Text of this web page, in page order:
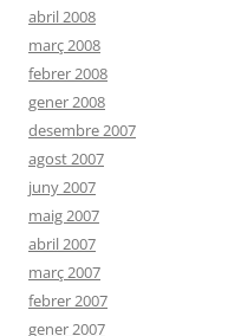
abril 2008
març 2008
febrer 2008
gener 2008
desembre 2007
agost 2007
juny 2007
maig 2007
abril 2007
març 2007
febrer 2007
gener 2007